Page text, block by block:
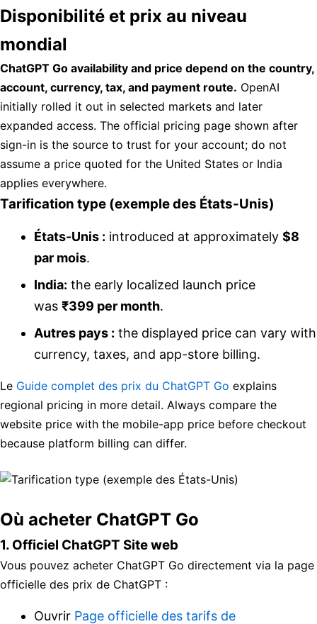
Disponibilité et prix au niveau
mondial
ChatGPT Go availability and price depend on the country,
account, currency, tax, and payment route. OpenAI
initially rolled it out in selected markets and later
expanded access. The official pricing page shown after
sign-in is the source to trust for your account; do not
assume a price quoted for the United States or India
applies everywhere.
Tarification type (exemple des États-Unis)
États-Unis : introduced at approximately $8
par mois.
India: the early localized launch price
was ₹399 per month.
Autres pays : the displayed price can vary with
currency, taxes, and app-store billing.
Le Guide complet des prix du ChatGPT Go explains
regional pricing in more detail. Always compare the
website price with the mobile-app price before checkout
because platform billing can differ.
Où acheter ChatGPT Go
1. Officiel ChatGPT Site web
Vous pouvez acheter ChatGPT Go directement via la page
officielle des prix de ChatGPT :
Ouvrir Page officielle des tarifs de